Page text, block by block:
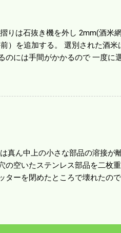
りは石抜き機を外し 2mm(酒米
）を追加する。 選別された酒
のには手間がかかるので 一度に
ず米の袋の交換はラインを止め
しいと思うが こんな年はくず
照不足と8月の酷暑、あげくウ
の被害は免れたがイノシシの被
は真ん中上の小さな部品の溶接
の空いたステンレス部品を二枚
ターを閉めたところで壊れたの
るが本体を買うことを思えば安
つけが来たようだ。 これから